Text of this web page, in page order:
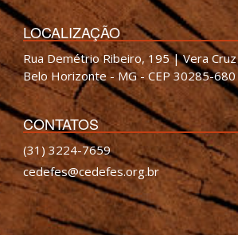
LOCALIZAÇÃO
Rua Demétrio Ribeiro, 195 | Vera Cruz
Belo Horizonte - MG - CEP 30285-680
CONTATOS
(31) 3224-7659
cedefes@cedefes.org.br